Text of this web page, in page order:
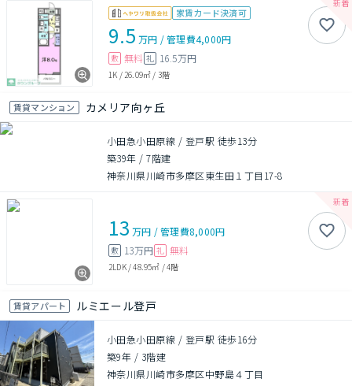
家賃カード決済可
9.5 万円 /管理費4,000円
敷 無料 礼 16.5万円
1K /26.09㎡ / 3階
賃貸マンション カメリア向ヶ丘
小田急小田原線 / 登戸駅 徒歩13分
築39年 /7階建
神奈川県川崎市多摩区東生田１丁目17-8
13 万円 /管理費8,000円
敷 13万円 礼 無料
2LDK/48.95㎡ /4階
賃貸アパート ルミエール登戸
小田急小田原線 / 登戸駅 徒歩16分
築9年 / 3階建
神奈川県川崎市多摩区中野島４丁目